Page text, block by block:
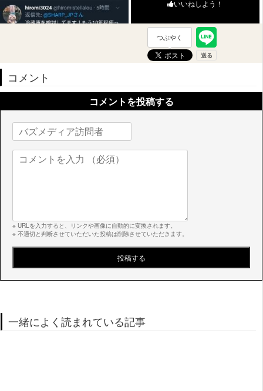
いいねしよう！
つぶやく
コメント
コメントを投稿する
※ URLを入力すると、リンクや画像に自動的に変換されます。
※ 不適切と判断させていただいた投稿は削除させていただきます。
一緒によく読まれている記事